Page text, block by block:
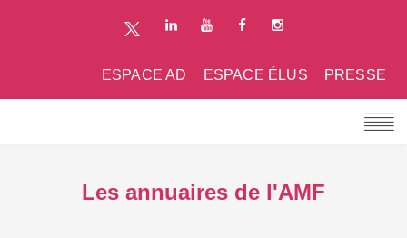
PRESSE
ESPACE ÉLUS
ESPACE AD
Les annuaires de l'AMF